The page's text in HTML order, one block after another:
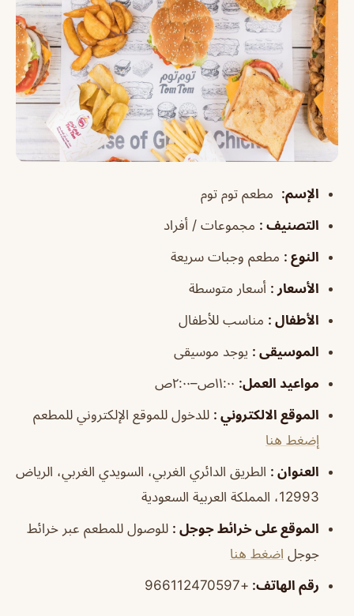
الإسم: مطعم توم توم
التصنيف : مجموعات / أفراد
النوع : مطعم وجبات سريعة
الأسعار : أسعار متوسطة
الأطفال : مناسب للأطفال
الموسيقى : يوجد موسيقى
مواعيد العمل:
الموقع الالكتروني : للدخول للموقع الإلكتروني للمطعم
إضغط هنا
العنوان : الطريق الدائري الغربي، السويدي الغربي، الرياض
12993، المملكة العربية السعودية
الموقع على خرائط جوجل : للوصول للمطعم عبر خرائط
جوجل اضغط هنا
رقم الهاتف: +966112470597